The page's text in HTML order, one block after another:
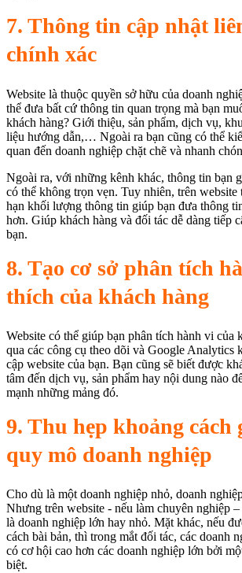
7. Thông tin cập nhật
chính xác
Website là thuộc quyền sở hữu của doanh
thể đưa bất cứ thông tin quan trọng mà bạn
khách hàng? Giới thiệu, sản phẩm, dịch vụ,
liệu hướng dẫn,… Ngoài ra bạn cũng có thể
quan đến doanh nghiệp chặt chẽ và nhanh
Ngoài ra, với những kênh khác, thông tin bạn
có thể không trọn vẹn. Tuy nhiên, trên
hạn khối lượng thông tin giúp bạn đưa thông
hơn. Giúp khách hàng và đối tác dễ dàng tiếp
bạn.
8. Tạo cơ sở phân tích
thích của khách hàng
Website có thể giúp bạn phân tích hành vi của
qua các công cụ theo dõi và Google Analytics
cập website của bạn. Bạn cũng sẽ biết được
tâm đến dịch vụ, sản phẩm hay nội dung nào
mạnh những mảng đó.
9. Thu hẹp khoảng cách
quy mô doanh nghiệp
Cho dù là một doanh nghiệp nhỏ, doanh
Nhưng trên website - nếu làm chuyên nghiệp
là doanh nghiệp lớn hay nhỏ. Mặt khác, nếu
cách bài bản, thì trong mắt đối tác, các doanh
có cơ hội cao hơn các doanh nghiệp lớn bởi
biệt.